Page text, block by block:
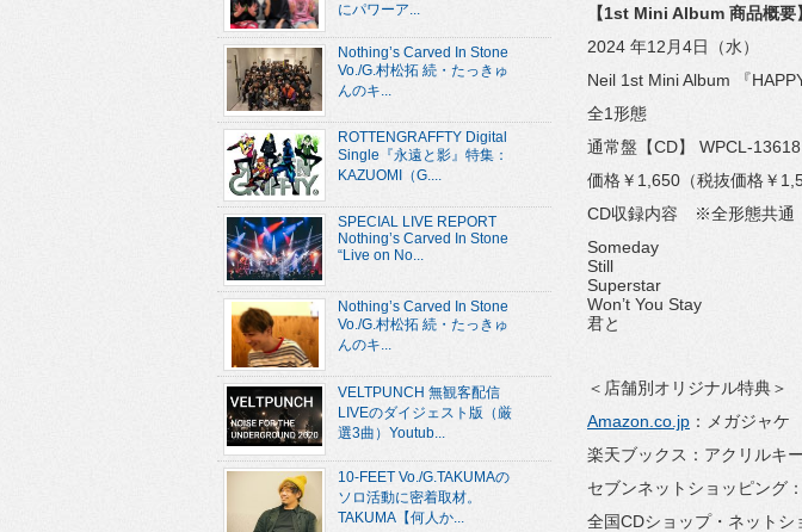
【1st Mini Album 商品概要】
2024 年12月4日（水）
Neil 1st Mini Album 『
全1形態
通常盤【CD】 WPCL-13618
価格￥1,650（税抜価格￥
CD収録内容 ※全形態共通
Someday
Still
Superstar
Won’t You Stay
君と
＜店舗別オリジナル特典＞
Amazon.co.jp ：メガジャケ
楽天ブックス：アクリルキ
セブンネットショッピング
全国CDショップ・ネット
にパワーア...
Nothing’s Carved In Stone
Vo./G.村松拓 続・たっきゅ
んのキ...
ROTTENGRAFFTY Digital
Single『永遠と影』特集：
KAZUOMI（G....
SPECIAL LIVE REPORT
Nothing’s Carved In Stone
“Live on No...
Nothing’s Carved In Stone
Vo./G.村松拓 続・たっきゅ
んのキ...
VELTPUNCH 無観客配信
LIVEのダイジェスト版（厳
選3曲）Youtub...
10-FEET Vo./G.TAKUMAの
ソロ活動に密着取材。
TAKUMA【何人か...